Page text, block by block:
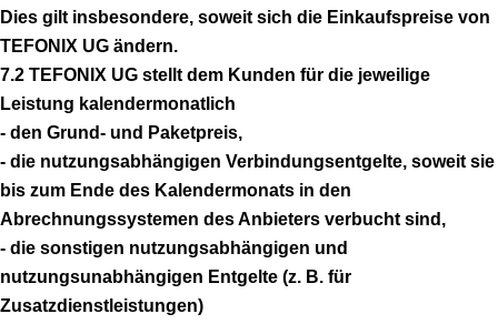
Dies gilt insbesondere, soweit sich die Einkaufspreise von
TEFONIX UG ändern.
7.2 TEFONIX UG stellt dem Kunden für die jeweilige
Leistung kalendermonatlich
- den Grund- und Paketpreis,
- die nutzungsabhängigen Verbindungsentgelte, soweit sie
bis zum Ende des Kalendermonats in den
Abrechnungssystemen des Anbieters verbucht sind,
- die sonstigen nutzungsabhängigen und
nutzungsunabhängigen Entgelte (z. B. für
Zusatzdienstleistungen)